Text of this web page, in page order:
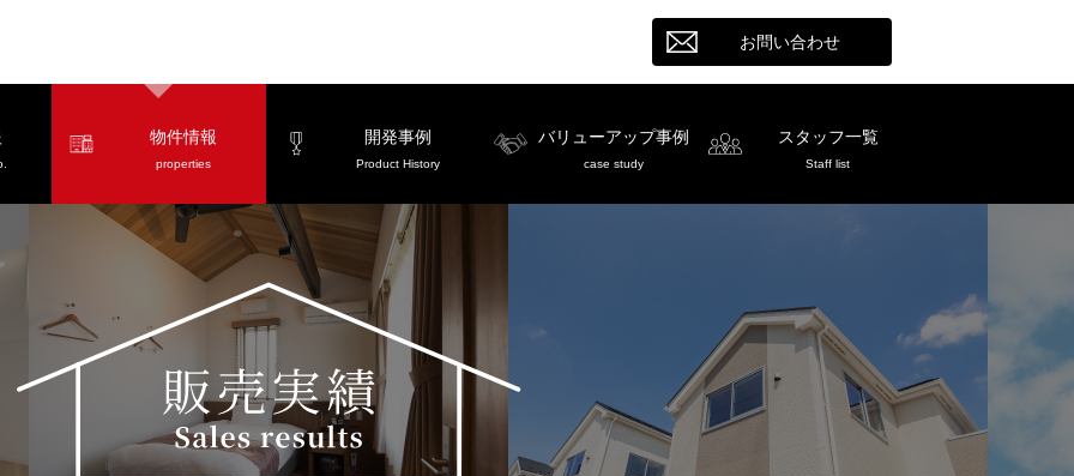
お問い合わせ
物件情報
properties
開発事例
Product History
バリューアップ事例
case study
スタッフ一覧
Staff list